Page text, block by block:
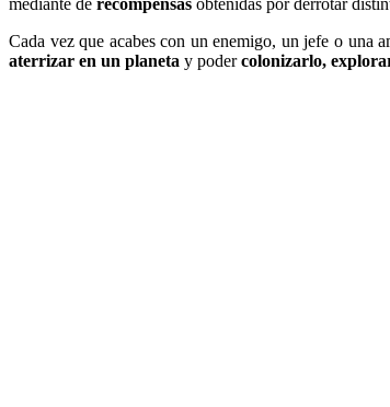
Cada vez que acabes con un enemigo, un jefe o una
aterrizar en un planeta y podercolonizarlo,